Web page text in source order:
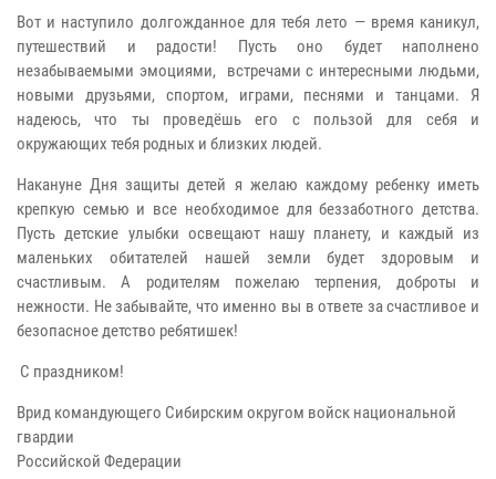
Вот и наступило долгожданное для тебя лето — время каникул,
путешествий и радости! Пусть оно будет наполнено
незабываемыми эмоциями, встречами с интересными людьми,
новыми друзьями, спортом, играми, песнями и танцами. Я
надеюсь, что ты проведёшь его с пользой для себя и
окружающих тебя родных и близких людей.
Накануне Дня защиты детей я желаю каждому ребенку иметь
крепкую семью и все необходимое для беззаботного детства.
Пусть детские улыбки освещают нашу планету, и каждый из
маленьких обитателей нашей земли будет здоровым и
счастливым. А родителям пожелаю терпения, доброты и
нежности. Не забывайте, что именно вы в ответе за счастливое и
безопасное детство ребятишек!
С праздником!
Врид командующего Сибирским округом войск национальной
гвардии
Российской Федерации